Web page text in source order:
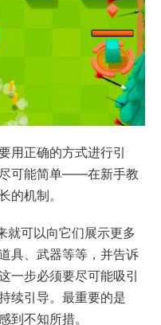
用正确的方式进行引
可能简单——在新手教
的机制。
就可以向它们展示更多
具、武器等等，并告诉
一步必须要尽可能吸引
续引导。最重要的是
不知所措。